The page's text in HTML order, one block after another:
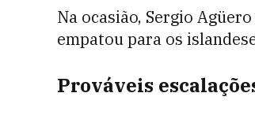
Na ocasião, Sergio
empatou para os
Prováveis